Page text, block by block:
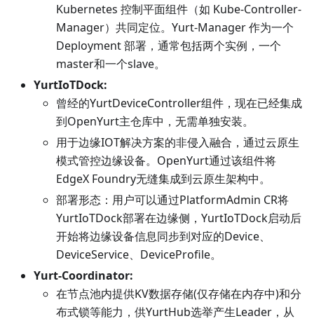
Kubernetes 控制平面组件（如 Kube-Controller-
Manager）共同定位。Yurt-Manager 作为一个
Deployment 部署，通常包括两个实例，一个
master和一个slave。
YurtIoTDock:
曾经的YurtDeviceController组件，现在已经集成
到OpenYurt主仓库中，无需单独安装。
用于边缘IOT解决方案的非侵入融合，通过云原生
模式管控边缘设备。OpenYurt通过该组件将
EdgeX Foundry无缝集成到云原生架构中。
部署形态：用户可以通过PlatformAdmin CR将
YurtIoTDock部署在边缘侧，YurtIoTDock启动后
开始将边缘设备信息同步到对应的Device、
DeviceService、DeviceProfile。
Yurt-Coordinator:
在节点池内提供KV数据存储(仅存储在内存中)和分
布式锁等能力，供YurtHub选举产生Leader，从